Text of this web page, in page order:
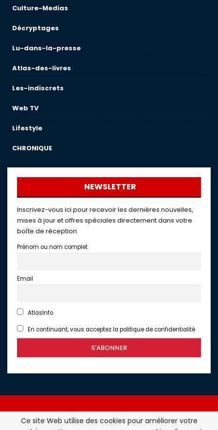
Culture-Medias
Décryptages
Lu-dans-la-presse
Atlas-des-livres
Les-indiscrets
Web TV
Lifestyle
CHRONIQUE
NEWSLETTER
Inscrivez-vous ici pour recevoir les dernières nouvelles,
mises à jour et offres spéciales directement dans votre
boîte de réception.
Prénom ou nom complet
Email
AtlasInfo
En continuant, vous acceptez la politique de confidentialité
Ce site Web utilise des cookies pour améliorer votre